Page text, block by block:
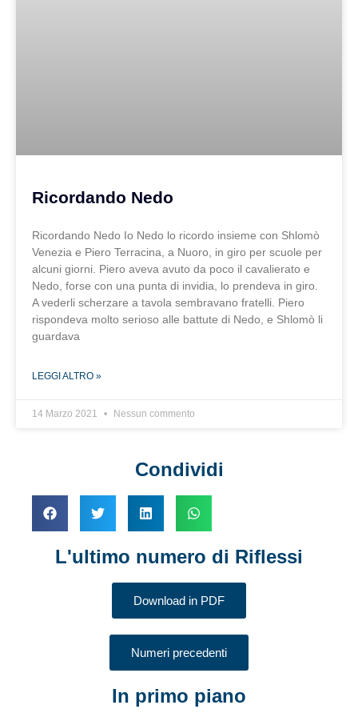
Ricordando Nedo
Ricordando Nedo Io Nedo lo ricordo insieme con Shlomò
Venezia e Piero Terracina, a Nuoro, in giro per scuole per
alcuni giorni. Piero aveva avuto da poco il cavalierato e
Nedo, forse con una punta di invidia, lo prendeva in giro.
A vederli scherzare a tavola sembravano fratelli. Piero
rispondeva molto serioso alle battute di Nedo, e Shlomò li
guardava
LEGGI ALTRO »
14 Marzo 2021 Nessun commento
Condividi
L'ultimo numero di Riflessi
Download in PDF
Numeri precedenti
In primo piano